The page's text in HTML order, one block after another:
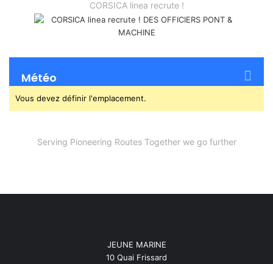
CORSICA linea recrute !
Météo
Vous devez définir l'emplacement.
Serving Pioneering Routes Together we go further
JEUNE MARINE
10 Quai Frissard